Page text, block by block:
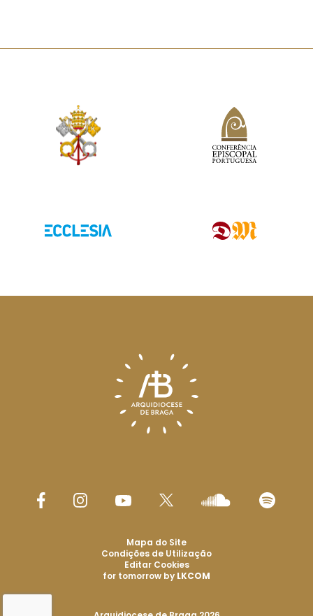
Mapa do Site
Condições de Utilização
Editar Cookies
for tomorrow by LKCOM